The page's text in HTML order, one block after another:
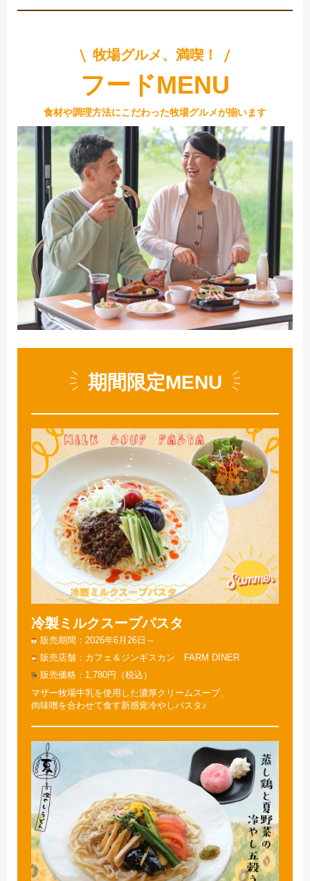
牧場グルメ、満喫！
フードMENU
食材や調理方法にこだわった牧場グルメが揃います
期間限定MENU
冷製ミルクスープパスタ
販売期間
2026年6月26日～
販売店舗
カフェ＆ジンギスカン FARM DINER
販売価格
1,780円（税込）
マザー牧場牛乳を使用した濃厚クリームスープ、
肉味噌を合わせて食す新感覚冷やしパスタ♪